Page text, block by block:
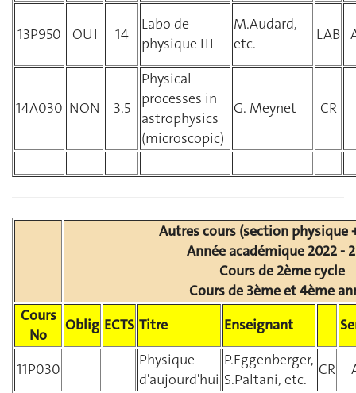
13P950 OUI 14
Labo de
physique III
M.Audard,
etc.
LAB
14A030 NON 3.5
Physical
processes in
astrophysics
(microscopic)
G. Meynet CR
Autres cours (section physique
Année académique 2022 -
Cours de 2ème cycle
Cours de 3ème et 4ème
Cours
No
Oblig ECTS Titre Enseignant
11P030
Physique
d'aujourd'hui
P.Eggenberger,
S.Paltani, etc.
CR